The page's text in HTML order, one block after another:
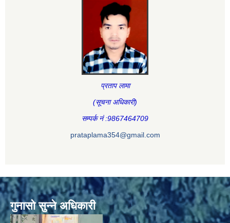
प्रताप लामा
(सूचना अधिकारी)
सम्पर्क नं :9867464709
prataplama354@gmail.com
गुनासो सुन्ने अधिकारी